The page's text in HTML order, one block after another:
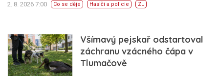
2. 8. 2026 7:00 Co se děje Hasiči a policie ZL
Všímavý pejskař odstartoval
záchranu vzácného čápa v
Tlumačově